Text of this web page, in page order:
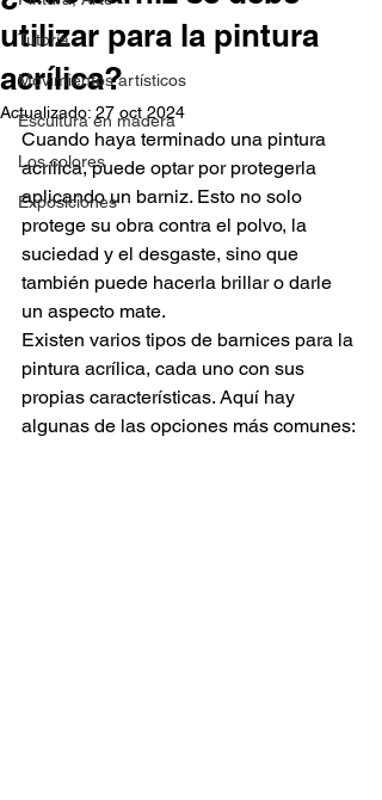
Tutoría
Movimientos artísticos
Escultura en madera
Los colores
Exposiciones
utilizar para la pintura
acrílica?
Actualizado: 27 oct 2024
Cuando haya terminado una pintura
acrílica, puede optar por protegerla
aplicando un barniz. Esto no solo
protege su obra contra el polvo, la
suciedad y el desgaste, sino que
también puede hacerla brillar o darle
un aspecto mate.
Existen varios tipos de barnices para la
pintura acrílica, cada uno con sus
propias características. Aquí hay
algunas de las opciones más comunes: